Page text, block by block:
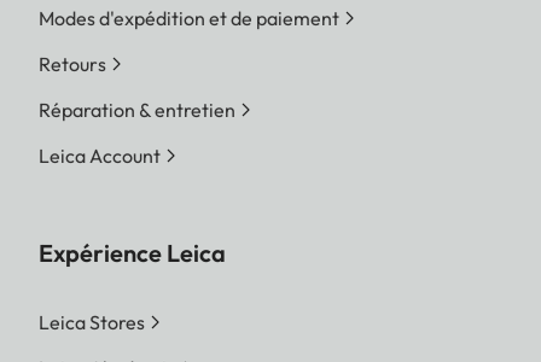
Modes d'expédition et de paiement
Retours
Réparation & entretien
Leica Account
Expérience Leica
Leica Stores